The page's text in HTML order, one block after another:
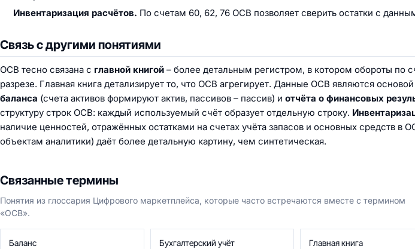
Инвентаризация расчётов. По счетам 60, 62, 76 ОСВ позволяет сверить остатки с
Связь с другими понятиями
ОСВ тесно связана с главной книгой – более детальным регистром, в котором обороты по
разрезе. Главная книга детализирует то, что ОСВ агрегирует. Данные ОСВ являются
баланса (счета активов формируют актив, пассивов – пассив) и отчёта о финансовых
структуру строк ОСВ: каждый используемый счёт образует отдельную строку.
наличие ценностей, отражённых остатками на счетах учёта запасов и основных средств в
объектам аналитики) даёт более детальную картину, чем синтетическая.
Связанные термины
Понятия из глоссария Цифрового маркетплейса, которые часто встречаются вместе с термином
«ОСВ».
Баланс Бухгалтерский учёт Главная книга